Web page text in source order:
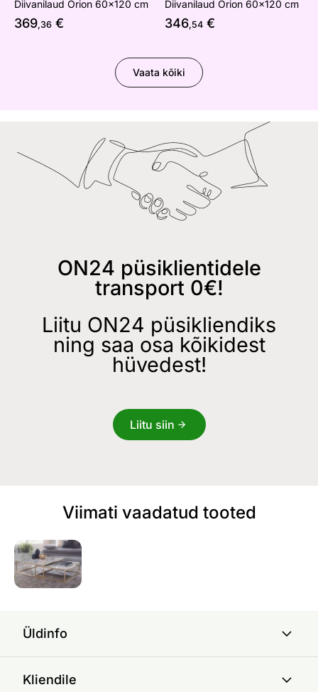
Diivanilaud Orion 60x120 cm
369,36 €
Diivanilaud Orion 60x120 cm
346,54 €
Vaata kõiki
ON24 püsiklientidele
transport 0€!
Liitu ON24 püsikliendiks
ning saa osa kõikidest
hüvedest!
Liitu siin
Viimati vaadatud tooted
Üldinfo
Kliendile